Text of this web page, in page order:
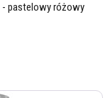
- pastelowy różowy